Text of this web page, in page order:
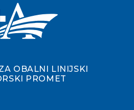
OBALNI LINIJSKI
PROMET